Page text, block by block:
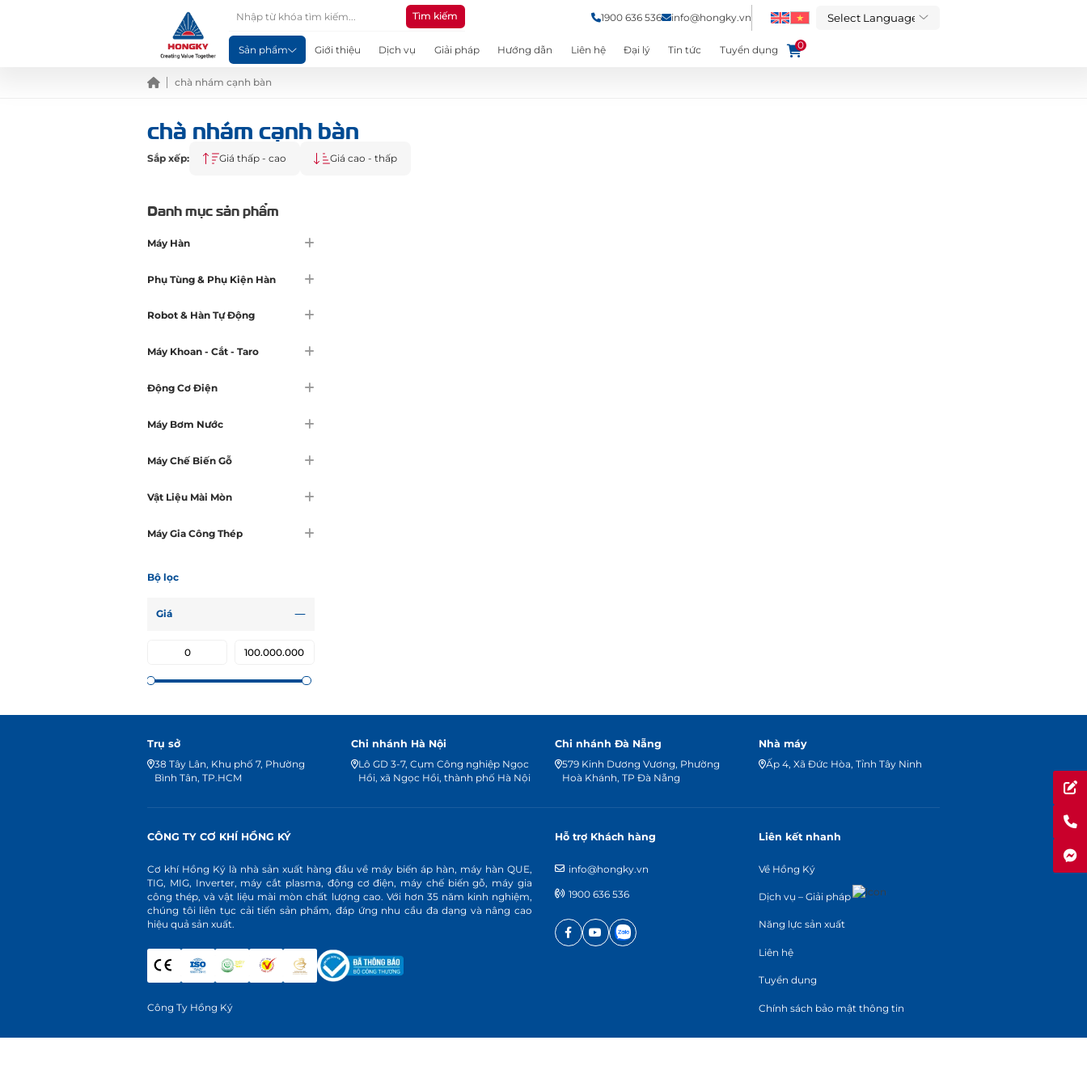
Tìm kiếm 1900 636 536 info@hongky.vn
Sản phẩm Giới thiệu Dịch vụ Giải pháp Hướng dẫn Liên hệ Đại lý Tin tức Tuyển dụng 0
chà nhám cạnh bàn
chà nhám cạnh bàn
Sắp xếp: Giá thấp - cao Giá cao - thấp
Danh mục sản phẩm
Máy Hàn
Phụ Tùng & Phụ Kiện Hàn
Robot & Hàn Tự Động
Máy Khoan - Cắt - Taro
Động Cơ Điện
Máy Bơm Nước
Máy Chế Biến Gỗ
Vật Liệu Mài Mòn
Máy Gia Công Thép
Bộ lọc
Giá
Trụ sở
38 Tây Lân, Khu phố 7, Phường
Bình Tân, TP.HCM
Chi nhánh Hà Nội
Lô GD 3-7, Cụm Công nghiệp Ngọc
Hồi, xã Ngọc Hồi, thành phố Hà Nội
Chi nhánh Đà Nẵng
579 Kinh Dương Vương, Phường
Hoà Khánh, TP Đà Nẵng
Nhà máy
Ấp 4, Xã Đức Hòa, Tỉnh Tây Ninh
CÔNG TY CƠ KHÍ HỒNG KÝ
Cơ khí Hồng Ký là nhà sản xuất hàng đầu về máy biến áp hàn, máy hàn QUE,
TIG, MIG, Inverter, máy cắt plasma, động cơ điện, máy chế biến gỗ, máy gia
công thép, và vật liệu mài mòn chất lượng cao. Với hơn 35 năm kinh nghiệm,
chúng tôi liên tục cải tiến sản phẩm, đáp ứng nhu cầu đa dạng và nâng cao
hiệu quả sản xuất.
Công Ty Hồng Ký
Hỗ trợ Khách hàng
info@hongky.vn
1900 636 536
Liên kết nhanh
Về Hồng Ký
Dịch vụ – Giải pháp
Năng lực sản xuất
Liên hệ
Tuyển dụng
Chính sách bảo mật thông tin